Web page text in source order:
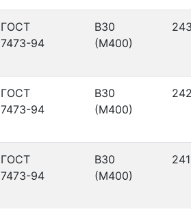
ГОСТ
7473-94
В30
(М400)
ГОСТ
7473-94
В30
(М400)
ГОСТ
7473-94
В30
(М400)